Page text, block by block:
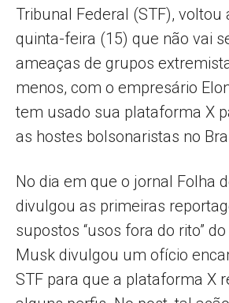
Tribunal Federal (STF), voltou
quinta-feira (15) que não vai
ameaças de grupos
menos, com o empresário
tem usado sua plataforma X
as hostes bolsonaristas no
No dia em que o jornal Folha
divulgou as primeiras
supostos “usos fora do rito” do
Musk divulgou um ofício
STF para que a plataforma X